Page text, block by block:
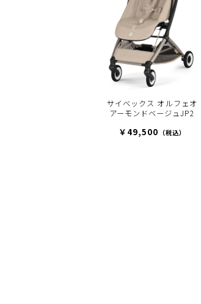
サイベックス オルフェオ
アーモンドベージュJP2
￥49,500 （税込）